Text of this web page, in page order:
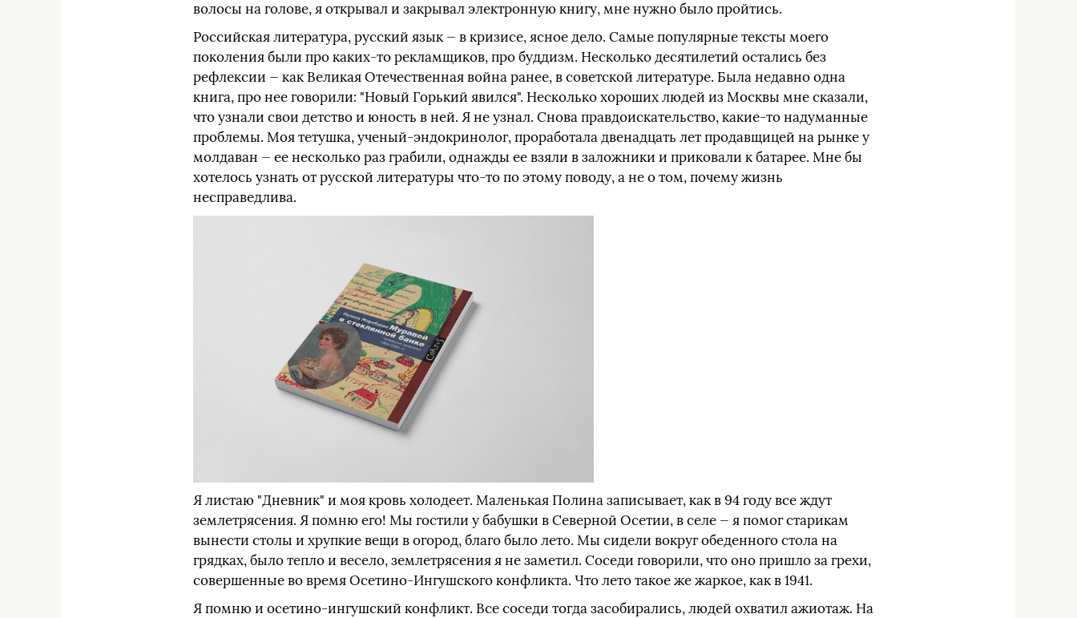
волосы на голове, я открывал и закрывал электронную книгу, мне нужно было пройтись.
Российская литература, русский язык — в кризисе, ясное дело. Самые популярные тексты моего
поколения были про каких-то рекламщиков, про буддизм. Несколько десятилетий остались без
рефлексии — как Великая Отечественная война ранее, в советской литературе. Была недавно одна
книга, про нее говорили: "Новый Горький явился". Несколько хороших людей из Москвы мне сказали,
что узнали свои детство и юность в ней. Я не узнал. Снова правдоискательство, какие-то надуманные
проблемы. Моя тетушка, ученый-эндокринолог, проработала двенадцать лет продавщицей на рынке у
молдаван — ее несколько раз грабили, однажды ее взяли в заложники и приковали к батарее. Мне бы
хотелось узнать от русской литературы что-то по этому поводу, а не о том, почему жизнь
несправедлива.
Я листаю "Дневник" и моя кровь холодеет. Маленькая Полина записывает, как в 94 году все ждут
землетрясения. Я помню его! Мы гостили у бабушки в Северной Осетии, в селе — я помог старикам
вынести столы и хрупкие вещи в огород, благо было лето. Мы сидели вокруг обеденного стола на
грядках, было тепло и весело, землетрясения я не заметил. Соседи говорили, что оно пришло за грехи,
совершенные во время Осетино-Ингушского конфликта. Что лето такое же жаркое, как в 1941.
Я помню и осетино-ингушский конфликт. Все соседи тогда засобирались, людей охватил ажиотаж. На